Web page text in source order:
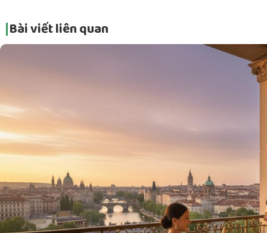
Bài viết liên quan